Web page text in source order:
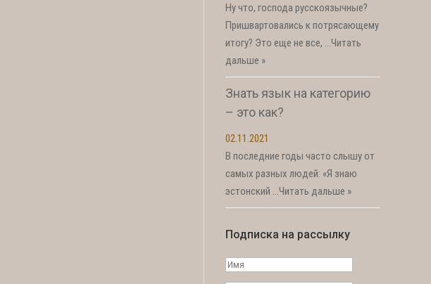
Ну что, господа русскоязычные?
Пришвартовались к потрясающему
итогу? Это еще не все, …Читать
дальше »
Знать язык на категорию
– это как?
02.11.2021
В последние годы часто слышу от
самых разных людей: «Я знаю
эстонский …Читать дальше »
Подписка на рассылку